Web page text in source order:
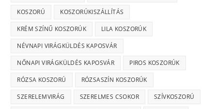
KOSZORÚ KOSZORÚKISZÁLLÍTÁS
KRÉM SZÍNŰ KOSZORÚK LILA KOSZORÚK
NÉVNAPI VIRÁGKÜLDÉS KAPOSVÁR
NŐNAPI VIRÁGKÜLDÉS KAPOSVÁR PIROS KOSZORÚK
RÓZSA KOSZORÚ RÓZSASZÍN KOSZORÚK
SZERELEMVIRÁG SZERELMES CSOKOR SZÍVKOSZORÚ